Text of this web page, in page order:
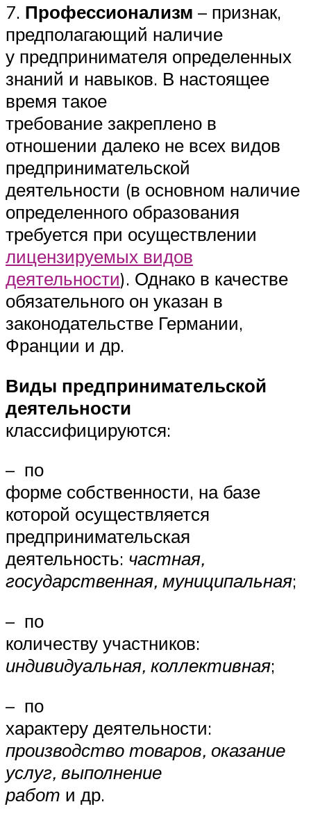
7. Профессионализм – признак,
предполагающий наличие
у предпринимателя определенных
знаний и навыков. В настоящее
время такое
требование закреплено в
отношении далеко не всех видов
предпринимательской
деятельности (в основном наличие
определенного образования
требуется при осуществлении
лицензируемых видов
деятельности). Однако в качестве
обязательного он указан в
законодательстве Германии,
Франции и др.
Виды предпринимательской
деятельности
классифицируются:
– по
форме собственности, на базе
которой осуществляется
предпринимательская
деятельность: частная,
государственная, муниципальная;
– по
количеству участников:
индивидуальная, коллективная;
– по
характеру деятельности:
производство товаров, оказание
услуг, выполнение
работ и др.